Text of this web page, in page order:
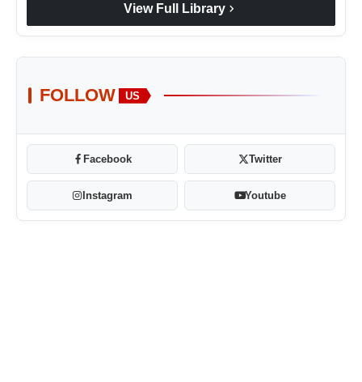
View Full Library chevron_right
FOLLOW US
Facebook Twitter
Instagram Youtube